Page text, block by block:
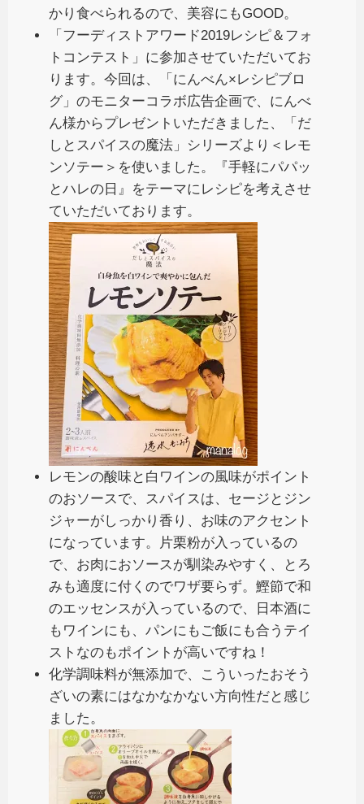
かり食べられるので、美容にもGOOD。
「フーディストアワード2019レシピ＆フォ
トコンテスト」に参加させていただいてお
ります。今回は、「にんべん×レシピブロ
グ」のモニターコラボ広告企画で、にんべ
ん様からプレゼントいただきました、「だ
しとスパイスの魔法」シリーズより＜レモ
ンソテー＞を使いました。『手軽にパパッ
とハレの日』をテーマにレシピを考えさせ
ていただいております。
レモンの酸味と白ワインの風味がポイント
のおソースで、スパイスは、セージとジン
ジャーがしっかり香り、お味のアクセント
になっています。片栗粉が入っているの
で、お肉におソースが馴染みやすく、とろ
みも適度に付くのでワザ要らず。鰹節で和
のエッセンスが入っているので、日本酒に
もワインにも、パンにもご飯にも合うテイ
ストなのもポイントが高いですね！
化学調味料が無添加で、こういったおそう
ざいの素にはなかなかない方向性だと感じ
ました。